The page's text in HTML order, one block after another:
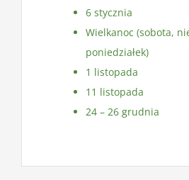
6 stycznia
Wielkanoc (sobota,
poniedziałek)
1 listopada
11 listopada
24 – 26 grudnia